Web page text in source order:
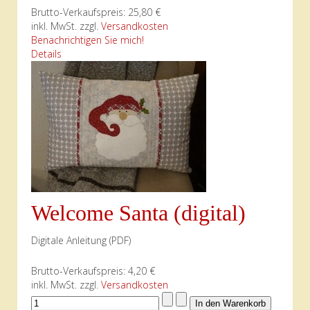
Brutto-Verkaufspreis: 25,80 €
inkl. MwSt. zzgl. Versandkosten
Benachrichtigen Sie mich!
Details
Welcome Santa (digital)
Digitale Anleitung (PDF)
Brutto-Verkaufspreis: 4,20 €
inkl. MwSt. zzgl. Versandkosten